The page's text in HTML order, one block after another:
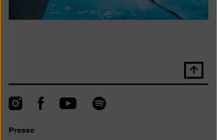
Nach
oben
InstagramFacebookYouTube Spotify
Presse